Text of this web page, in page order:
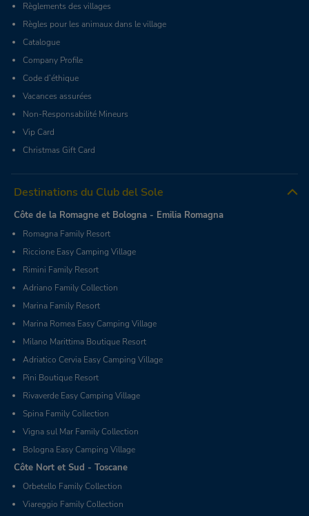
Règlements des villages
Règles pour les animaux dans le village
Catalogue
Company Profile
Code d’éthique
Vacances assurées
Non-Responsabilité Mineurs
Vip Card
Christmas Gift Card
Destinations du Club del Sole
Côte de la Romagne et Bologna - Emilia Romagna
Romagna Family Resort
Riccione Easy Camping Village
Rimini Family Resort
Adriano Family Collection
Marina Family Resort
Marina Romea Easy Camping Village
Milano Marittima Boutique Resort
Adriatico Cervia Easy Camping Village
Pini Boutique Resort
Rivaverde Easy Camping Village
Spina Family Collection
Vigna sul Mar Family Collection
Bologna Easy Camping Village
Côte Nort et Sud - Toscane
Orbetello Family Collection
Viareggio Family Collection